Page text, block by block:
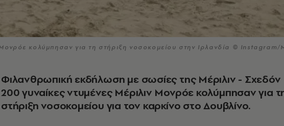
Μονρόε κολύμπησαν για τη στήριξη νοσοκομείου στην Ιρλανδία © Instagram/
Φιλανθρωπική εκδήλωση με σωσίες της Μέριλιν - Σχεδόν
200 γυναίκες ντυμένες Μέριλιν Μονρόε κολύμπησαν για
στήριξη νοσοκομείου για τον καρκίνο στο Δουβλίνο.